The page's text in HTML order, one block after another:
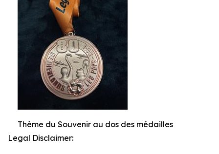
Thème du Souvenir au dos des médailles
Legal Disclaimer: